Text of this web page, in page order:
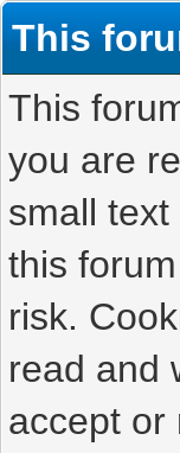
This
This
you are
small
this
risk.
read and
accept or